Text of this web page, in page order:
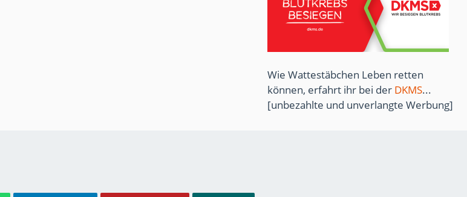
Wie Wattestäbchen Leben retten
können, erfahrt ihr bei der DKMS...
[unbezahlte und unverlangte Werbung]